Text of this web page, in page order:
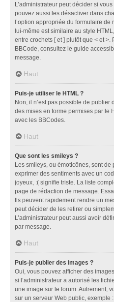
L’administrateur peut décider si
pouvez aussi les désactiver dans
l’option appropriée du formulaire de
lui-même est similaire au style
entre crochets [ et ] plutôt que < et >.
BBCode, consultez le guide
message.
Haut
Puis-je utiliser le HTML ?
Non, il n’est pas possible de publier
des mises en forme permises par le
avec les BBCodes.
Haut
Que sont les smileys ?
Les smileys, ou émoticônes, sont
exprimer des sentiments avec un
joyeux, :( signifie triste. La liste
page de rédaction de message.
Ils peuvent rapidement rendre un
peut décider de les retirer ou
L’administrateur peut aussi avoir
par message.
Haut
Puis-je publier des images ?
Oui, vous pouvez afficher des
si l’administrateur a autorisé les
une image sur le forum. Autrement,
sur un serveur Web public, exemple